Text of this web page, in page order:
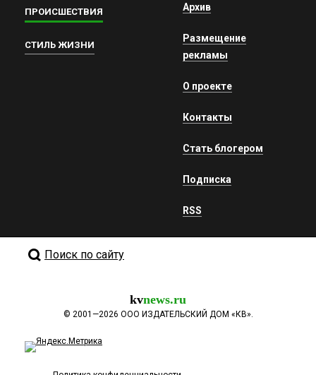
ПРОИСШЕСТВИЯ
СТИЛЬ ЖИЗНИ
Архив
Размещение
рекламы
О проекте
Контакты
Стать блогером
Подписка
RSS
Поиск по сайту
kvnews.ru
© 2001—2026 ООО ИЗДАТЕЛЬСКИЙ ДОМ «КВ».